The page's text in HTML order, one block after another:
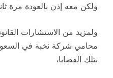
ولكن معه إذن بالعودة مرة
ولمزيد من الاستشارات
محامي شركة نخبة في
بتلك القضايا،